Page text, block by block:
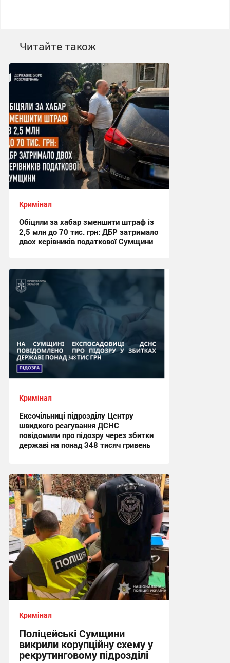
Читайте також
Кримінал
Обіцяли за хабар зменшити штраф із
2,5 млн до 70 тис. грн: ДБР затримало
двох керівників податкової Сумщини
15:59, 6.08.2026
Кримінал
Ексочільниці підрозділу Центру
швидкого реагування ДСНС
повідомили про підозру через збитки
державі на понад 348 тисяч гривень
15:46, 3.08.2026
Кримінал
Поліцейські Сумщини
викрили корупційну схему у
рекрутинговому підрозділі